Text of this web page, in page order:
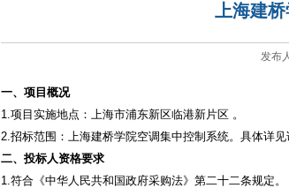
上海建
发布
一、项目概况
1.项目实施地点：上海市浦东新区临港新片区 。
2.招标范围：上海建桥学院空调集中控制系统。具体详见
二、投标人资格要求
1.符合《中华人民共和国政府采购法》第二十二条规定。